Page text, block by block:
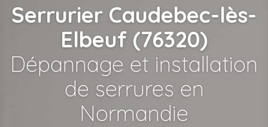
Serrurier Caudebec-lès-
Elbeuf (76320)
Dépannage et installation
de serrures en
Normandie